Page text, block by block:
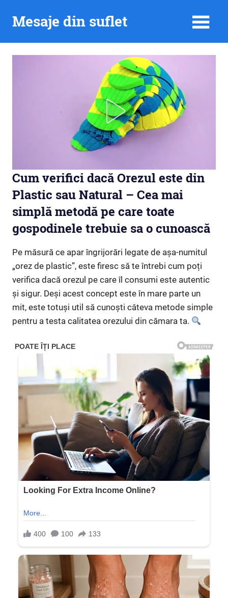
Mesaje din suflet
Cum verifici dacă Orezul este din
Plastic sau Natural – Cea mai
simplă metodă pe care toate
gospodinele trebuie sa o cunoască
Pe măsură ce apar îngrijorări legate de așa-numitul
„orez de plastic”, este firesc să te întrebi cum poți
verifica dacă orezul pe care îl consumi este autentic
și sigur. Deși acest concept este în mare parte un
mit, este totuși util să cunoști câteva metode simple
pentru a testa calitatea orezului din cămara ta.